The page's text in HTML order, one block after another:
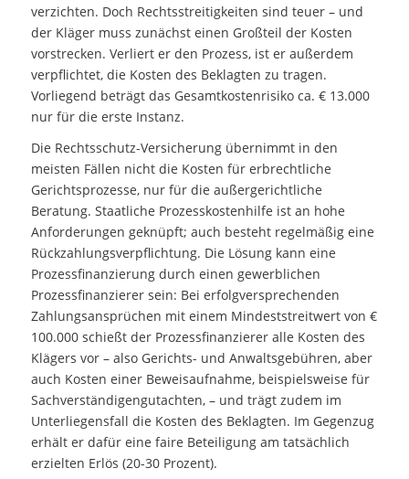
verzichten. Doch Rechtsstreitigkeiten sind teuer – und
der Kläger muss zunächst einen Großteil der Kosten
vorstrecken. Verliert er den Prozess, ist er außerdem
verpflichtet, die Kosten des Beklagten zu tragen.
Vorliegend beträgt das Gesamtkostenrisiko ca. € 13.000
nur für die erste Instanz.
Die Rechtsschutz-Versicherung übernimmt in den
meisten Fällen nicht die Kosten für erbrechtliche
Gerichtsprozesse, nur für die außergerichtliche
Beratung. Staatliche Prozesskostenhilfe ist an hohe
Anforderungen geknüpft; auch besteht regelmäßig eine
Rückzahlungsverpflichtung. Die Lösung kann eine
Prozessfinanzierung durch einen gewerblichen
Prozessfinanzierer sein: Bei erfolgversprechenden
Zahlungsansprüchen mit einem Mindeststreitwert von €
100.000 schießt der Prozessfinanzierer alle Kosten des
Klägers vor – also Gerichts- und Anwaltsgebühren, aber
auch Kosten einer Beweisaufnahme, beispielsweise für
Sachverständigengutachten, – und trägt zudem im
Unterliegensfall die Kosten des Beklagten. Im Gegenzug
erhält er dafür eine faire Beteiligung am tatsächlich
erzielten Erlös (20-30 Prozent).